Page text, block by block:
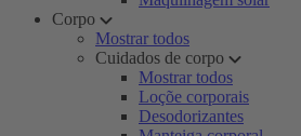
Corpo
Mostrar todos
Cuidados de corpo
Mostrar todos
Loçõe corporais
Desodorizantes